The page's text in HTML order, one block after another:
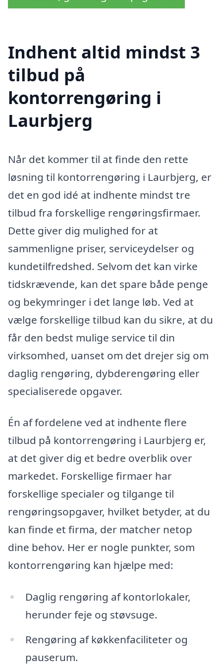
Indhent altid mindst 3
tilbud på
kontorrengøring i
Laurbjerg
Når det kommer til at finde den rette
løsning til kontorrengøring i Laurbjerg, er
det en god idé at indhente mindst tre
tilbud fra forskellige rengøringsfirmaer.
Dette giver dig mulighed for at
sammenligne priser, serviceydelser og
kundetilfredshed. Selvom det kan virke
tidskrævende, kan det spare både penge
og bekymringer i det lange løb. Ved at
vælge forskellige tilbud kan du sikre, at du
får den bedst mulige service til din
virksomhed, uanset om det drejer sig om
daglig rengøring, dybderengøring eller
specialiserede opgaver.
Én af fordelene ved at indhente flere
tilbud på kontorrengøring i Laurbjerg er,
at det giver dig et bedre overblik over
markedet. Forskellige firmaer har
forskellige specialer og tilgange til
rengøringsopgaver, hvilket betyder, at du
kan finde et firma, der matcher netop
dine behov. Her er nogle punkter, som
kontorrengøring kan hjælpe med:
Daglig rengøring af kontorlokaler,
herunder feje og støvsuge.
Rengøring af køkkenfaciliteter og
pauserum.